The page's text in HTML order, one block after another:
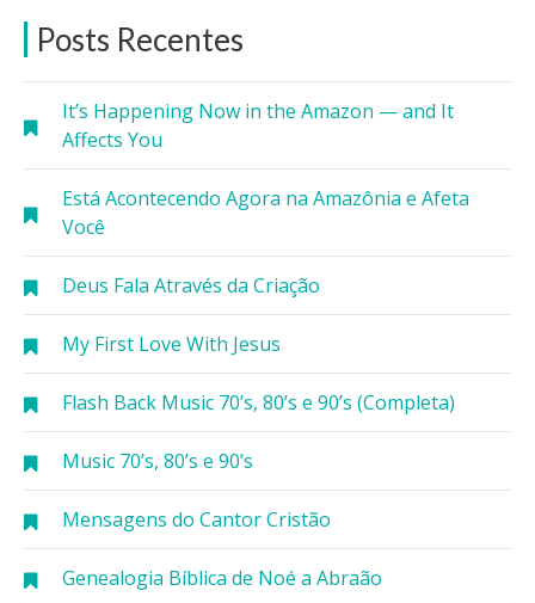
Posts Recentes
It’s Happening Now in the Amazon — and It
Affects You
Está Acontecendo Agora na Amazônia e Afeta
Você
Deus Fala Através da Criação
My First Love With Jesus
Flash Back Music 70’s, 80’s e 90’s (Completa)
Music 70’s, 80’s e 90’s
Mensagens do Cantor Cristão
Genealogia Bíblica de Noé a Abraão